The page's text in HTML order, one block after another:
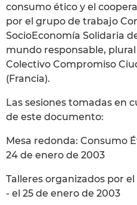
consumo ético y el
por el grupo de trabajo
SocioEconomía Solidaria
mundo responsable,
Colectivo Compromiso
(Francia).
Las sesiones tomadas en
de este documento:
Mesa redonda: Consumo
24 de enero de 2003
Talleres organizados por
- el 25 de enero de 2003